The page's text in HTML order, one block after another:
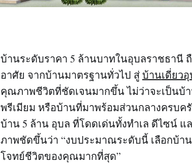
บ้านระดับราคา 5 ล้านบาทในอุบลราชธานี
อาศัย จากบ้านมาตรฐานทั่วไป สู่บ้านเดี่ยว
คุณภาพชีวิตที่ชัดเจนมากขึ้น ไม่ว่าจะเป็นบ้
พรีเมียม หรือบ้านที่มาพร้อมส่วนกลางครบค
บ้าน 5 ล้าน อุบล ที่โดดเด่นทั้งทำเล ดีไซน์
ภาพชัดขึ้นว่า “งบประมาณระดับนี้ เลือกบ้า
โจทย์ชีวิตของคุณมากที่สุด”